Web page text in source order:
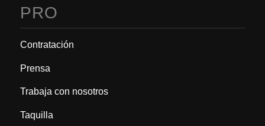
PRO
Contratación
Prensa
Trabaja con nosotros
Taquilla